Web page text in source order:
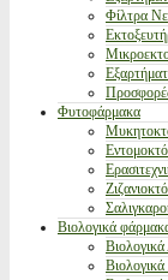
Φίλτρα
Φυτοφάρμακα
Βιολογικά